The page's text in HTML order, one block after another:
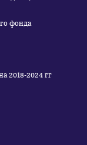
фонда
на 2018-2024 гг